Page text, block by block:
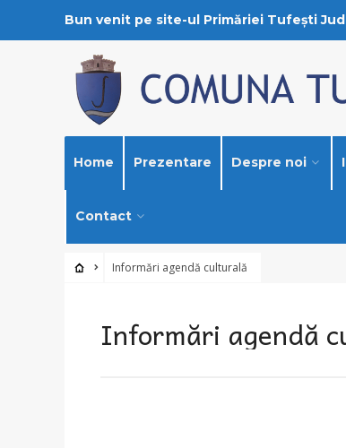
Bun venit pe site-ul Primăriei Tufești
Home Prezentare Despre noi
Contact
Informări agendă culturală
Informări agendă